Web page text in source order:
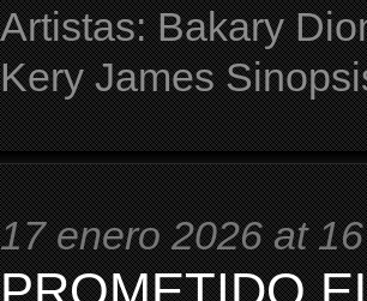
Artistas: Bakary
Kery James
17 enero 2026 at